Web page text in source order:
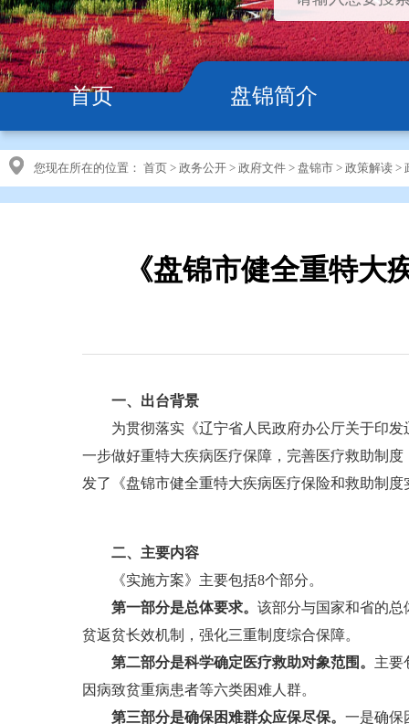
首页 盘锦简介
您现在所在的位置： 首页 > 政务公开 > 政府文件 > 盘锦市 > 政策解读 >
《盘锦市健全重特
一、出台背景
为贯彻落实《辽宁省人民政府办公厅关于印发
一步做好重特大疾病医疗保障，完善医疗救助制
发了《盘锦市健全重特大疾病医疗保险和救助制
二、主要内容
《实施方案》主要包括8个部分。
第一部分是总体要求。 该部分与国家和省的
贫返贫长效机制，强化三重制度综合保障。
第二部分是科学确定医疗救助对象范围。 主要
因病致贫重病患者等六类困难人群。
第三部分是确保困难群众应保尽保。 一是确保